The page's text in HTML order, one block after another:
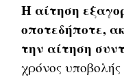
Η αίτηση
οποτεδήποτε,
την αίτηση
χρόνος υποβολής